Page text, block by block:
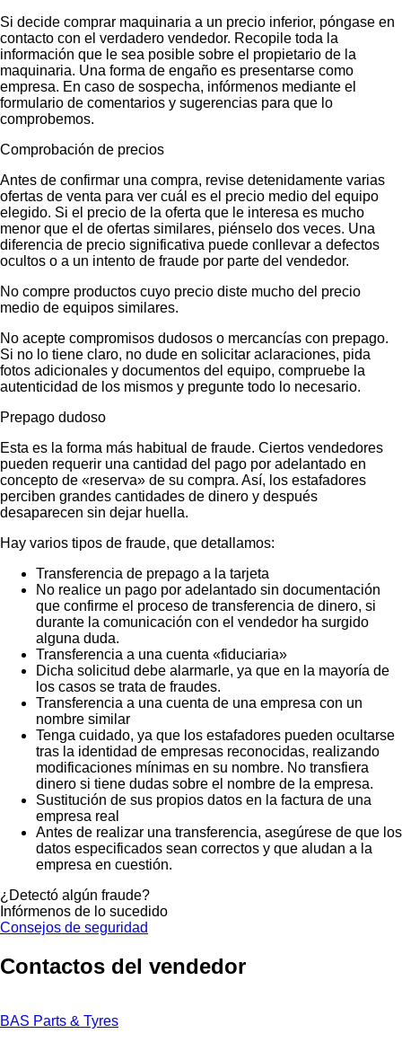
Si decide comprar maquinaria a un precio inferior, póngase en
contacto con el verdadero vendedor. Recopile toda la
información que le sea posible sobre el propietario de la
maquinaria. Una forma de engaño es presentarse como
empresa. En caso de sospecha, infórmenos mediante el
formulario de comentarios y sugerencias para que lo
comprobemos.
Comprobación de precios
Antes de confirmar una compra, revise detenidamente varias
ofertas de venta para ver cuál es el precio medio del equipo
elegido. Si el precio de la oferta que le interesa es mucho
menor que el de ofertas similares, piénselo dos veces. Una
diferencia de precio significativa puede conllevar a defectos
ocultos o a un intento de fraude por parte del vendedor.
No compre productos cuyo precio diste mucho del precio
medio de equipos similares.
No acepte compromisos dudosos o mercancías con prepago.
Si no lo tiene claro, no dude en solicitar aclaraciones, pida
fotos adicionales y documentos del equipo, compruebe la
autenticidad de los mismos y pregunte todo lo necesario.
Prepago dudoso
Esta es la forma más habitual de fraude. Ciertos vendedores
pueden requerir una cantidad del pago por adelantado en
concepto de «reserva» de su compra. Así, los estafadores
perciben grandes cantidades de dinero y después
desaparecen sin dejar huella.
Hay varios tipos de fraude, que detallamos:
Transferencia de prepago a la tarjeta
No realice un pago por adelantado sin documentación
que confirme el proceso de transferencia de dinero, si
durante la comunicación con el vendedor ha surgido
alguna duda.
Transferencia a una cuenta «fiduciaria»
Dicha solicitud debe alarmarle, ya que en la mayoría de
los casos se trata de fraudes.
Transferencia a una cuenta de una empresa con un
nombre similar
Tenga cuidado, ya que los estafadores pueden ocultarse
tras la identidad de empresas reconocidas, realizando
modificaciones mínimas en su nombre. No transfiera
dinero si tiene dudas sobre el nombre de la empresa.
Sustitución de sus propios datos en la factura de una
empresa real
Antes de realizar una transferencia, asegúrese de que los
datos especificados sean correctos y que aludan a la
empresa en cuestión.
¿Detectó algún fraude?
Infórmenos de lo sucedido
Consejos de seguridad
Contactos del vendedor
BAS Parts & Tyres